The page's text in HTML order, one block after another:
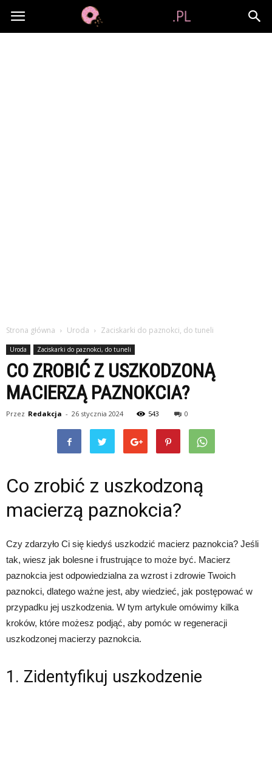
Jami-
Strona główna Uroda Zaciskarki do paznokci, do tuneli
Uroda Zaciskarki do paznokci, do tuneli
CO ZROBIĆ Z USZKODZONĄ
MACIERZĄ PAZNOKCIA?
Przez Redakcja - 26 stycznia 2024 543 0
Co zrobić z uszkodzoną
macierzą paznokcia?
Czy zdarzyło Ci się kiedyś uszkodzić macierz paznokcia? Jeśli
tak, wiesz jak bolesne i frustrujące to może być. Macierz
paznokcia jest odpowiedzialna za wzrost i zdrowie Twoich
paznokci, dlatego ważne jest, aby wiedzieć, jak postępować w
przypadku jej uszkodzenia. W tym artykule omówimy kilka
kroków, które możesz podjąć, aby pomóc w regeneracji
uszkodzonej macierzy paznokcia.
1. Zidentyfikuj uszkodzenie